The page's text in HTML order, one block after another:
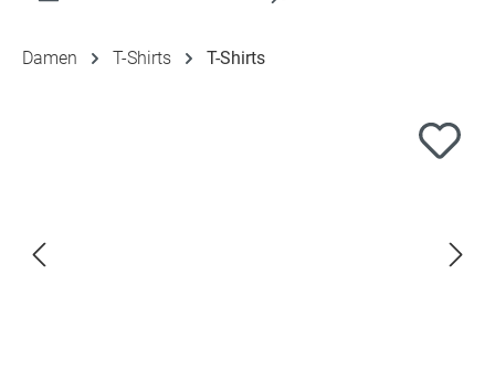
Damen T-Shirts T-Shirts